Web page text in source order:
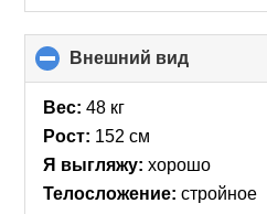
Внешний вид
to
Вес: 48 кг
Рост: 152 см
Я выгляжу: хорошо
Телосложение: стройное